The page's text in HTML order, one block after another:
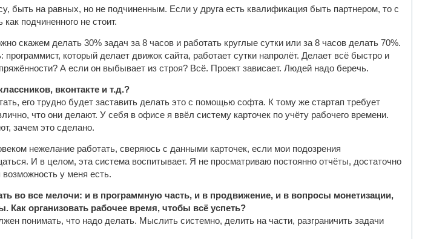
быть на равных, но не подчиненным. Если у друга есть квалификация быть партнером, то с
подчиненного не стоит.
скажем делать 30% задач за 8 часов и работать круглые сутки или за 8 часов делать 70%.
который делает движок сайта, работает сутки напролёт. Делает всё быстро и
А если он выбывает из строя? Всё. Проект зависает. Людей надо беречь.
вконтакте и т.д.?
его трудно будет заставить делать это с помощью софта. К тому же стартап требует
что они делают. У себя в офисе я ввёл систему карточек по учёту рабочего времени.
зачем это сделано.
нежелание работать, сверяюсь с данными карточек, если мои подозрения
И в целом, эта система воспитывает. Я не просматриваю постоянно отчёты, достаточно
возможность у меня есть.
во все мелочи: и в программную часть, и в продвижение, и в вопросы монетизации,
Как организовать рабочее время, чтобы всё успеть?
понимать, что надо делать. Мыслить системно, делить на части, разграничить задачи